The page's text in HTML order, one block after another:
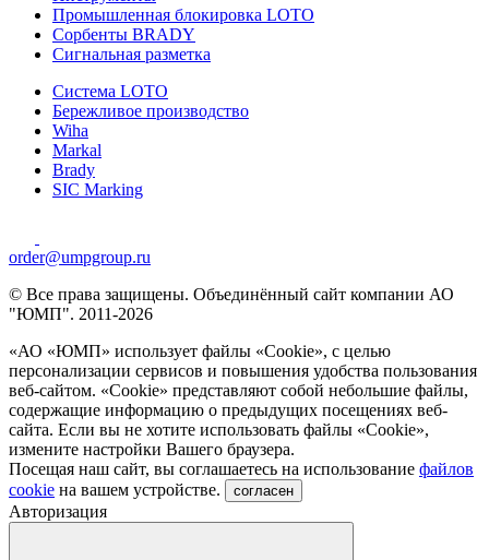
Промышленная блокировка LOTO
Сорбенты BRADY
Сигнальная разметка
Система LOTO
Бережливое производство
Wiha
Markal
Brady
SIC Marking
order@umpgroup.ru
© Все права защищены. Объединённый сайт компании АО
"ЮМП". 2011-2026
«АО «ЮМП» использует файлы «Сookie», с целью
персонализации сервисов и повышения удобства пользования
веб-сайтом. «Cookie» представляют собой небольшие файлы,
содержащие информацию о предыдущих посещениях веб-
сайта. Если вы не хотите использовать файлы «Сookie»,
измените настройки Вашего браузера.
Посещая наш сайт, вы соглашаетесь на использование файлов
cookie на вашем устройстве. согласен
Авторизация